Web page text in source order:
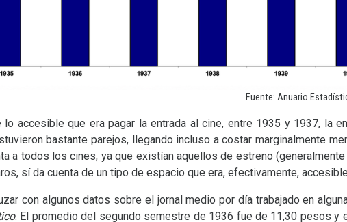
Fuente: Anuario
lo accesible que era pagar la entrada al cine, entre 1935 y 1937, la
bastante parejos, llegando incluso a costar marginalmente
a todos los cines, ya que existían aquellos de estreno
sí da cuenta de un tipo de espacio que era, efectivamente,
con algunos datos sobre el jornal medio por día trabajado en
. El promedio del segundo semestre de 1936 fue de 11,30 pesos y